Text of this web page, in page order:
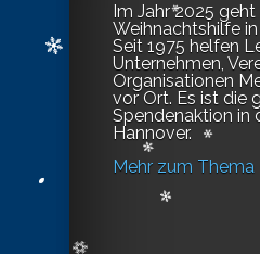
Im Jahr 2025 geht
Weihnachtshilfe in
Seit 1975 helfen
Unternehmen,
Organisationen
vor Ort. Es ist die
Spendenaktion in
Hannover.
Mehr zum Thema